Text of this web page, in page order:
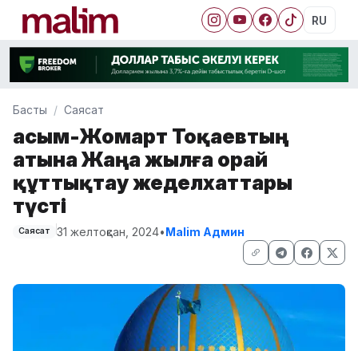
RU
Басты Саясат
Қасым-Жомарт Тоқаевтың
атына Жаңа жылға орай
құттықтау жеделхаттары
түсті
Саясат 31 желтоқсан, 2024•Malim Админ